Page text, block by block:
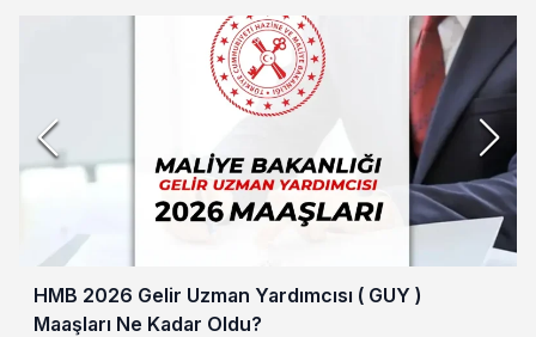
HMB 2026 Gelir Uzman Yardımcısı ( GUY )
Maaşları Ne Kadar Oldu?